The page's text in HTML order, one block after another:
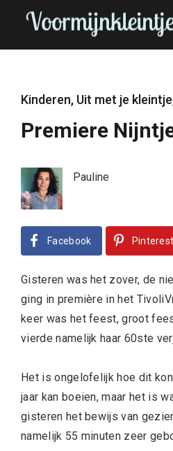
Kinderen, Uit met je kleintje
Premiere
Pauline
Facebook Pinterest
Gisteren was het zover, de
ging in première in het
keer was het feest, groot
vierde namelijk haar 60ste
Het is ongelofelijk hoe dit
jaar kan boeien, maar het is
gisteren het bewijs van
namelijk 55 minuten zeer